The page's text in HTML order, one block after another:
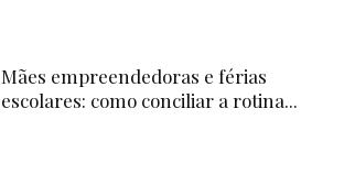
Mães empreendedoras e férias
escolares: como conciliar a rotina...